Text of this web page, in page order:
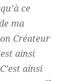
ce
ma
Créateur
ainsi
ainsi